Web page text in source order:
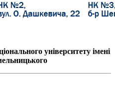
університету імені